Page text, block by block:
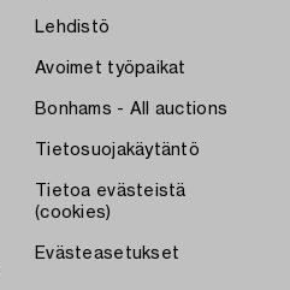
Lehdistö
Avoimet työpaikat
Bonhams - All auctions
Tietosuojakäytäntö
Tietoa evästeistä
(cookies)
Evästeasetukset